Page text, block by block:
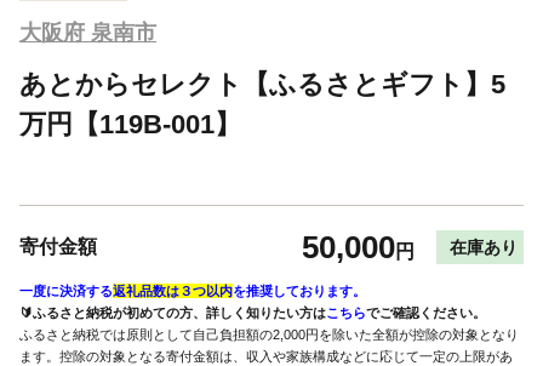
大阪府 泉南市
あとからセレクト【ふるさとギフト】5
万円【119B-001】
寄付金額 50,000円 在庫あり
一度に決済する返礼品数は３つ以内を推奨しております。
🔰ふるさと納税が初めての方、詳しく知りたい方はこちらでご確認ください。
ふるさと納税では原則として自己負担額の2,000円を除いた全額が控除の対象となり
ます。控除の対象となる寄付金額は、収入や家族構成などに応じて一定の上限があ